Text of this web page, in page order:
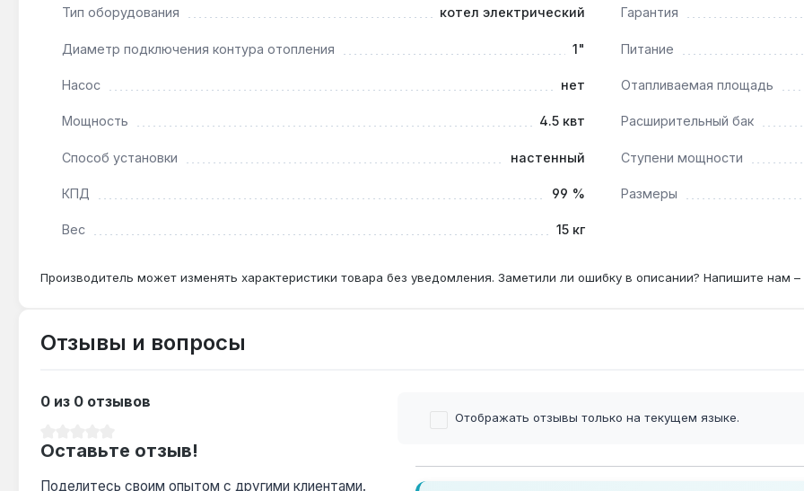
теплого пола.
Да — диаметр подключения 1″ совместим со стандартными металлическими и полипропиленовыми трубами, а
фундамента.
Тип оборудования котел электрический Гарантия
Диаметр подключения контура отопления 1" Питание
Насос нет Отапливаемая площадь
Мощность 4.5 квт Расширительный бак
Способ установки настенный Ступени мощности
КПД 99 % Размеры
Вес 15 кг
Производитель может изменять характеристики товара без уведомления. Заметили ли ошибку в описании? Напишите нам
Отзывы и вопросы
0 из 0 отзывов
Оставьте отзыв!
Поделитесь своим опытом с другими клиентами.
Отображать отзывы только на текущем языке.